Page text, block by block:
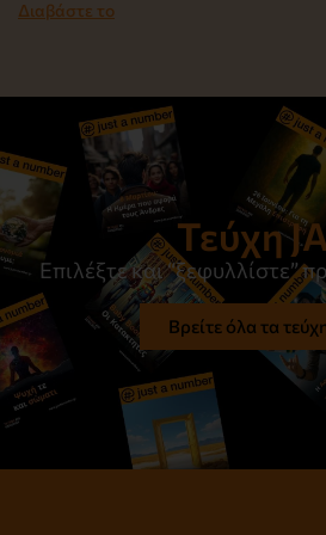
Διαβάστε το
Τεύχη
Επιλέξτε και “ξεφυλλίστε”
Βρείτε όλα τα